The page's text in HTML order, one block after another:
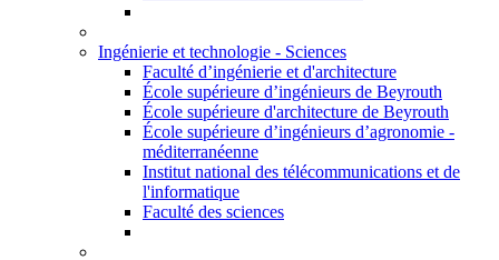
Ingénierie et technologie - Sciences
Faculté d’ingénierie et d'architecture
École supérieure d’ingénieurs de Beyrouth
École supérieure d'architecture de Beyrouth
École supérieure d’ingénieurs d’agronomie -
méditerranéenne
Institut national des télécommunications et de
l'informatique
Faculté des sciences